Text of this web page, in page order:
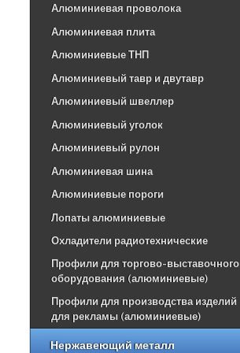
Алюминиевая проволока
Алюминиевая плита
Алюминиевые ТНП
Алюминиевый тавр и двутавр
Алюминиевый швеллер
Алюминиевый уголок
Алюминиевый рулон
Алюминиевая шина
Алюминиевые пороги
Лопаты алюминиевые
Охладители радиотехнические
Профили для торгово-выставочного
оборудования (алюминиевые)
Профили для производства изделий
для рекламы (алюминиевые)
Нержавеющий металл